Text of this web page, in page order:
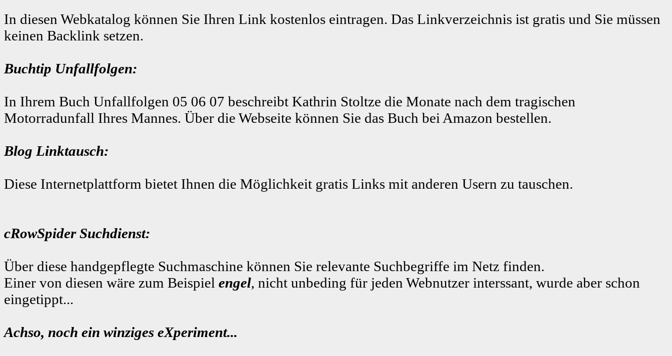
In diesen Webkatalog können Sie Ihren Link kostenlos eintragen. Das Linkverzeichnis ist gratis und Sie müssen
keinen Backlink setzen.
Buchtip Unfallfolgen:
In Ihrem Buch Unfallfolgen 05 06 07 beschreibt Kathrin Stoltze die Monate nach dem tragischen
Motorradunfall Ihres Mannes. Über die Webseite können Sie das Buch bei Amazon bestellen.
Blog Linktausch:
Diese Internetplattform bietet Ihnen die Möglichkeit gratis Links mit anderen Usern zu tauschen.
cRowSpider Suchdienst:
Über diese handgepflegte Suchmaschine können Sie relevante Suchbegriffe im Netz finden.
Einer von diesen wäre zum Beispiel engel, nicht unbeding für jeden Webnutzer interssant, wurde aber schon
eingetippt...
Achso, noch ein winziges eXperiment...